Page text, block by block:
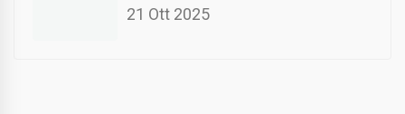
21 Ott 2025